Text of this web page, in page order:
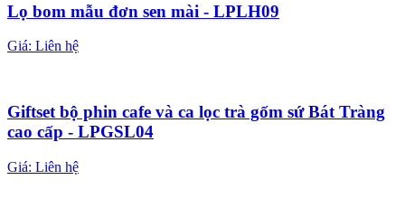
Lọ bom mẫu đơn sen mài - LPLH09
Giá: Liên hệ
Giftset bộ phin cafe và ca lọc trà gốm sứ Bát Tràng
cao cấp - LPGSL04
Giá: Liên hệ